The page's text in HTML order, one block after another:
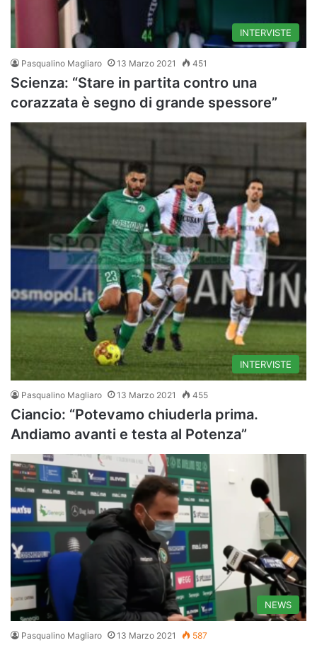
INTERVISTE
Pasqualino Magliaro 13 Marzo 2021 451
Scienza: “Stare in partita contro una
corazzata è segno di grande spessore”
INTERVISTE
Pasqualino Magliaro 13 Marzo 2021 455
Ciancio: “Potevamo chiuderla prima.
Andiamo avanti e testa al Potenza”
NEWS
Pasqualino Magliaro 13 Marzo 2021 587